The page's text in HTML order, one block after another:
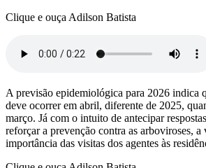
Clique e ouça Adilson Batista
A previsão epidemiológica para 2026 indica
deve ocorrer em abril, diferente de 2025,
março. Já com o intuito de antecipar
reforçar a prevenção contra as arboviroses,
importância das visitas dos agentes às